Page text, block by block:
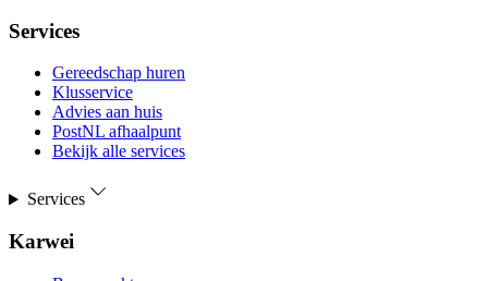
Services
Gereedschap huren
Klusservice
Advies aan huis
PostNL afhaalpunt
Bekijk alle services
Services
Karwei